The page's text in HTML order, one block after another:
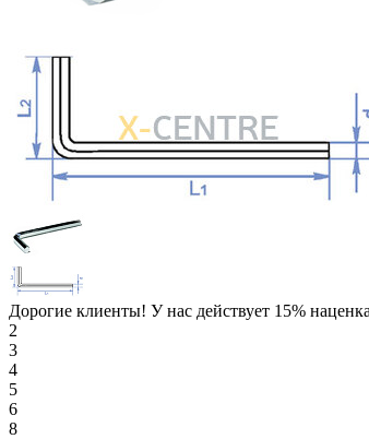
Дорогие клиенты! У нас действует 15%
2
3
4
5
6
8